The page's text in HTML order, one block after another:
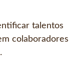
talentos
colaboradores